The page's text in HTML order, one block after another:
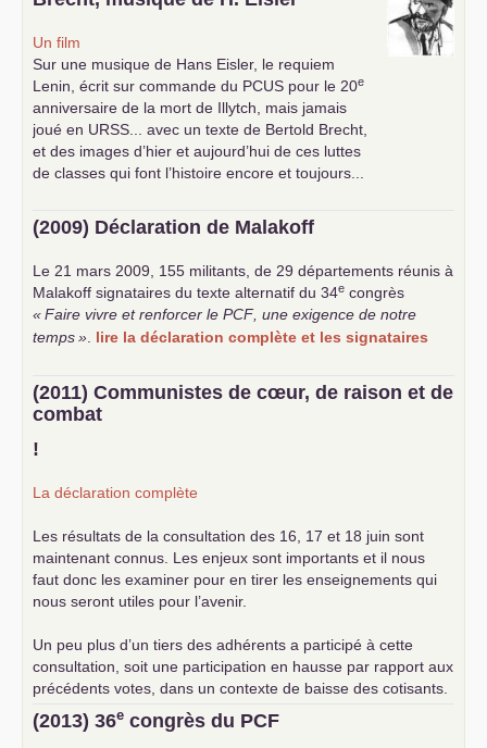
Un film
Sur une musique de Hans Eisler, le requiem
Lenin, écrit sur commande du PCUS pour le 20e
anniversaire de la mort de Illytch, mais jamais
joué en URSS ... avec un texte de Bertold Brecht,
et des images d’hier et aujourd’hui de ces luttes
de classes qui font l’histoire encore et toujours...
(2009) Déclaration de Malakoff
Le 21 mars 2009, 155 militants, de 29 départements réunis à
Malakoff signataires du texte alternatif du 34e congrès
«Faire vivre et renforcer le PCF , une exigence de notre
temps» lire la déclaration complète et les signataires
(2011) Communistes de cœur, de raison et de
combat
!
La déclaration complète
Les résultats de la consultation des 16, 17 et 18 juin sont
maintenant connus. Les enjeux sont importants et il nous
faut donc les examiner pour en tirer les enseignements qui
nous seront utiles pour l’avenir.
Un peu plus d’un tiers des adhérents a participé à cette
consultation, soit une participation en hausse par rapport aux
précédents votes, dans un contexte de baisse des cotisants.
... lire la suite
(2013) 36e congrès du PCF